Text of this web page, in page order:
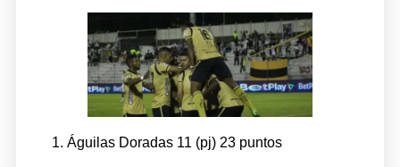
1. Águilas Doradas 11 (pj) 23 puntos